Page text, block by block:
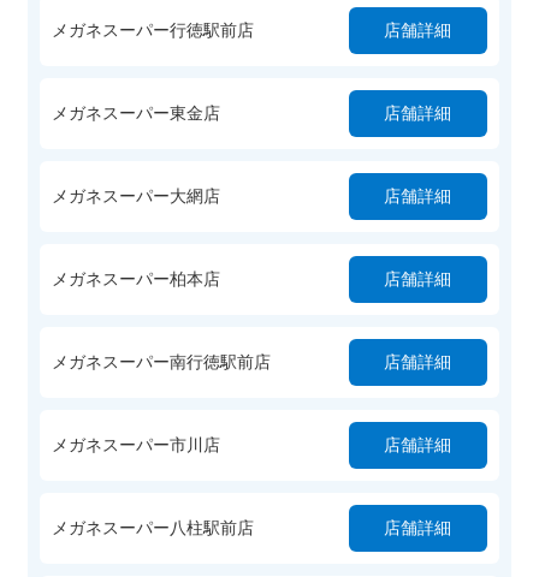
メガネスーパー行徳駅前店 店舗詳細
メガネスーパー東金店 店舗詳細
メガネスーパー大網店 店舗詳細
メガネスーパー柏本店 店舗詳細
メガネスーパー南行徳駅前店 店舗詳細
メガネスーパー市川店 店舗詳細
メガネスーパー八柱駅前店 店舗詳細